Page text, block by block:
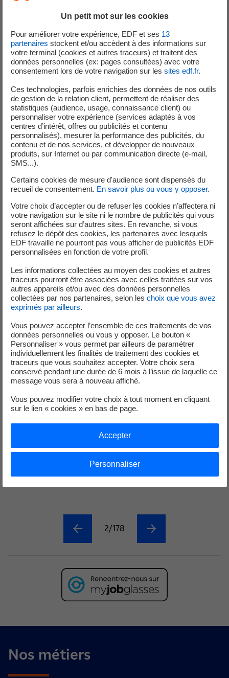
Lieu :
07 Août 2026
ELECTROTECHNICIEN F/H
Contrat :CDI
Lieu :LE MANS
07 Août 2026
TECHNICIEN DE MAINTENANCE POSTES
Contrat :CDI
Lieu :BIHOREL
07 Août 2026
ELECTROTECHNICIEN F/H
Contrat : CDI
Lieu :ORVAULT
ELECTROTECHNICIEN TRAVAUX SOUS
Contrat :CDI
2/178
Nos métiers
Un petit mot sur les cookies
Pour améliorer votre expérience, EDF et ses 13
partenaires stockent et/ou accèdent à des informations sur
votre terminal (cookies et autres traceurs) et traitent des
données personnelles (ex: pages consultées) avec votre
consentement lors de votre navigation sur les sites edf.fr.
Ces technologies, parfois enrichies des données de nos outils
de gestion de la relation client, permettent de réaliser des
statistiques (audience, usage, connaissance client) ou
personnaliser votre expérience (services adaptés à vos
centres d’intérêt, offres ou publicités et contenu
personnalisés), mesurer la performance des publicités, du
contenu et de nos services, et développer de nouveaux
produits, sur Internet ou par communication directe (e-mail,
SMS...).
Certains cookies de mesure d'audience sont dispensés du
recueil de consentement. En savoir plus ou vous y opposer.
Votre choix d’accepter ou de refuser les cookies n’affectera ni
votre navigation sur le site ni le nombre de publicités qui vous
seront affichées sur d’autres sites. En revanche, si vous
refusez le dépôt des cookies, les partenaires avec lesquels
EDF travaille ne pourront pas vous afficher de publicités EDF
personnalisées en fonction de votre profil.
Les informations collectées au moyen des cookies et autres
traceurs pourront être associées avec celles traitées sur vos
autres appareils et/ou avec des données personnelles
collectées par nos partenaires, selon les choix que vous avez
exprimés par ailleurs.
Vous pouvez accepter l’ensemble de ces traitements de vos
données personnelles ou vous y opposer. Le bouton «
Personnaliser » vous permet par ailleurs de paramétrer
individuellement les finalités de traitement des cookies et
traceurs que vous souhaitez accepter. Votre choix sera
conservé pendant une durée de 6 mois à l’issue de laquelle ce
message vous sera à nouveau affiché.
Vous pouvez modifier votre choix à tout moment en cliquant
sur le lien « cookies » en bas de page.
Personnaliser
Accepter